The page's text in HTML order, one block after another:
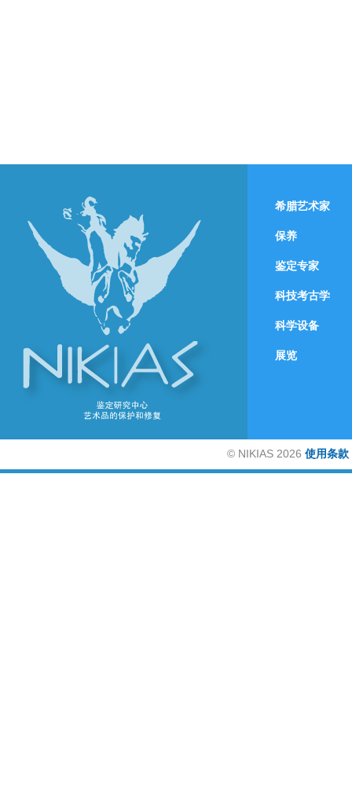
希腊艺术家
保养
鉴定专家
科技考古学
科学设备
展览
©NIKIAS 2026 使用条款